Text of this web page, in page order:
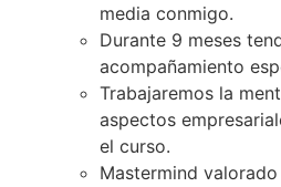
media conmigo.
Durante 9 meses
acompañamiento
Trabajaremos la
aspectos
el curso.
Mastermind